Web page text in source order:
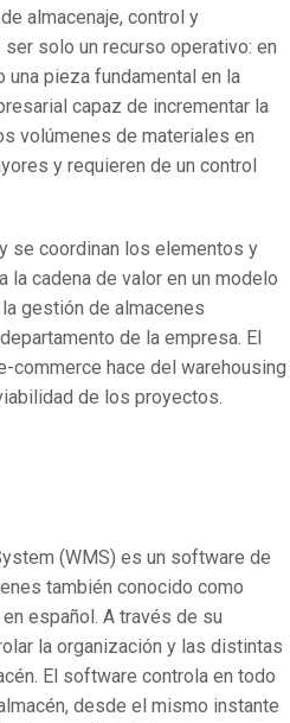
almacenaje, control y
solo un recurso operativo: en
pieza fundamental en la
capaz de incrementar la
volúmenes de materiales en
y requieren de un control
se coordinan los elementos y
la cadena de valor en un modelo
gestión de almacenes
de la empresa. El
commerce hace del warehousing
de los proyectos.
(WMS) es un software de
también conocido como
español. A través de su
la organización y las distintas
El software controla en todo
desde el mismo instante